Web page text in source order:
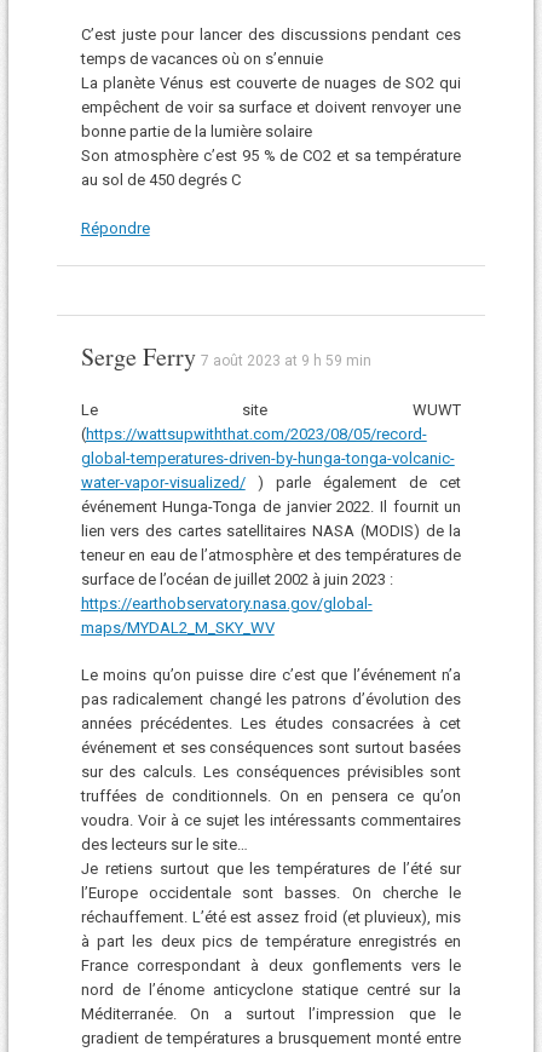
C’est juste pour lancer des discussions pendant ces
temps de vacances où on s’ennuie
La planète Vénus est couverte de nuages de SO2 qui
empêchent de voir sa surface et doivent renvoyer une
bonne partie de la lumière solaire
Son atmosphère c’est 95 % de CO2 et sa température
au sol de 450 degrés C
Répondre
Serge Ferry 7 août 2023 at 9 h 59 min
Le site WUWT
(https://wattsupwiththat.com/2023/08/05/record-
global-temperatures-driven-by-hunga-tonga-volcanic-
water-vapor-visualized/) parle également de cet
événement Hunga-Tonga de janvier 2022. Il fournit un
lien vers des cartes satellitaires NASA (MODIS) de la
teneur en eau de l’atmosphère et des températures de
surface de l’océan de juillet 2002 à juin 2023 :
https://earthobservatory.nasa.gov/global-
maps/MYDAL2_M_SKY_WV
Le moins qu’on puisse dire c’est que l’événement n’a
pas radicalement changé les patrons d’évolution des
années précédentes. Les études consacrées à cet
événement et ses conséquences sont surtout basées
sur des calculs. Les conséquences prévisibles sont
truffées de conditionnels. On en pensera ce qu’on
voudra. Voir à ce sujet les intéressants commentaires
des lecteurs sur le site…
Je retiens surtout que les températures de l’été sur
l’Europe occidentale sont basses. On cherche le
réchauffement. L’été est assez froid (et pluvieux), mis
à part les deux pics de température enregistrés en
France correspondant à deux gonflements vers le
nord de l’énome anticyclone statique centré sur la
Méditerranée. On a surtout l’impression que le
gradient de températures a brusquement monté entre